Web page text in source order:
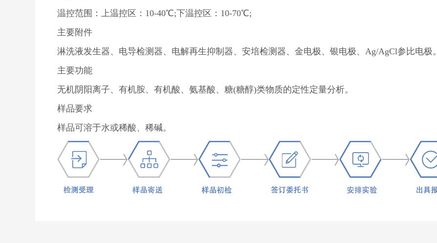
温控范围：上温控区：10-40℃;下温控区：10-70℃;
主要附件
淋洗液发生器、电导检测器、电解再生抑制器、安培检测器、金电极、银电极、Ag/AgCl参比电极。
主要功能
无机阴阳离子、有机胺、有机酸、氨基酸、糖(糖醇)类物质的定性定量分析。
样品要求
样品可溶于水或稀酸、稀碱。